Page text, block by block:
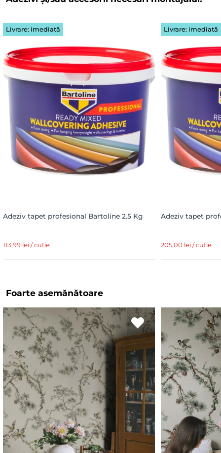
Livrare: imediată
Adeziv tapet profesional Bartoline 2.5 Kg
113,99 lei / cutie
Livrare: imediată
Adeziv tapet
205,00 lei / cutie
Foarte asemănătoare